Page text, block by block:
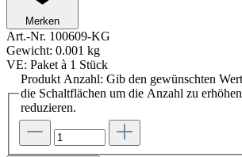
Merken
Art.-Nr. 100609-KG
Gewicht: 0.001 kg
VE: Paket à 1 Stück
Produkt Anzahl: Gib den gewünschten
die Schaltflächen um die Anzahl zu
reduzieren.